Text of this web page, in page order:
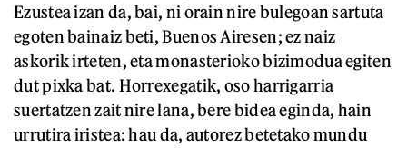
Ezustea izan da, bai, ni orain nire bulegoan sartuta
egoten bainaiz beti, Buenos Airesen; ez naiz
askorik irteten, eta monasterioko bizimodua egiten
dut pixka bat. Horrexegatik, oso harrigarria
suertatzen zait nire lana, bere bidea eginda, hain
urrutira iristea: hau da, autorez betetako mundu